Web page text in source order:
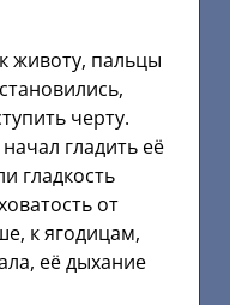
животу, пальцы
черту.
гладить её
гладкость
от
к ягодицам,
её дыхание